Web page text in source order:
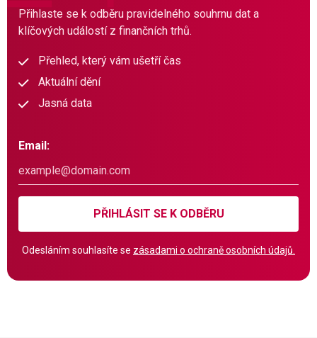
Přihlaste se k odběru pravidelného souhrnu dat a
klíčových událostí z finančních trhů.
Přehled, který vám ušetří čas
Aktuální dění
Jasná data
Email:
PŘIHLÁSIT SE K ODBĚRU
Odesláním souhlasíte se zásadami o ochraně osobních údajů.